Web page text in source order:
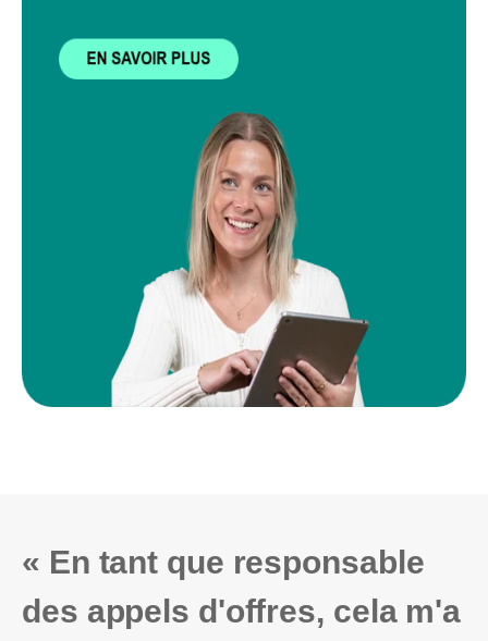
« En tant que responsable
des appels d'offres, cela m'a